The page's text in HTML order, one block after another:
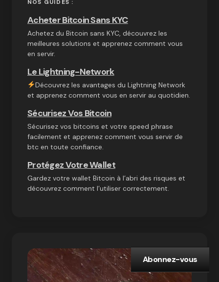
NOS GUIDES :
Acheter Bitcoin Sans KYC
Achetez du Bitcoin sans KYC, découvrez les
meilleures solutions et apprenez comment vous
en servir.
Le Lightning-Network
Découvrez les avantages du Lightning Network
et apprenez comment vous en servir au quotidien.
Sécurisez Vos Bitcoin
Sécurisez vos bitcoins et votre speed phrase
facilement et apprenez comment vous servir de
btc en toute confiance.
Protégez Votre Wallet
Gardez votre wallet Bitcoin à l’abri des risques et
découvrez comment l’utiliser correctement.
Abonnez-vous